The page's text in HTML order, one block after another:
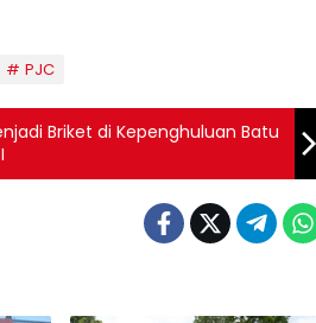
PJC
Briket di Kepenghuluan Batu